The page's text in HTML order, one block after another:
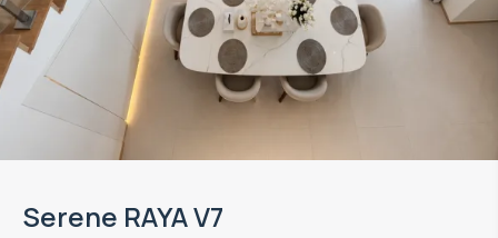
Serene RAYA V7